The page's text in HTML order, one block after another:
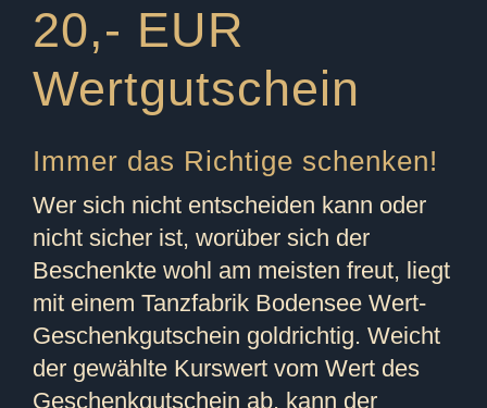
20,- EUR
Wertgutschein
Immer das Richtige schenken!
Wer sich nicht entscheiden kann oder
nicht sicher ist, worüber sich der
Beschenkte wohl am meisten freut, liegt
mit einem Tanzfabrik Bodensee Wert-
Geschenkgutschein goldrichtig. Weicht
der gewählte Kurswert vom Wert des
Geschenkgutschein ab, kann der